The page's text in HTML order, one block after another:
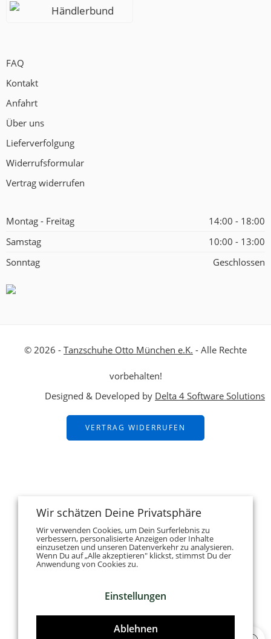
Händlerbund
FAQ
Kontakt
Anfahrt
Über uns
Lieferverfolgung
Widerrufsformular
Vertrag widerrufen
Montag - Freitag
14:00 - 18:00
Samstag
10:00 - 13:00
Sonntag
Geschlossen
© 2026 - Tanzschuhe Otto München e.K. - Alle Rechte
vorbehalten!
Designed & Developed by Delta 4 Software Solutions
VERTRAG WIDERRUFEN
Wir schätzen Deine Privatsphäre
Wir verwenden Cookies, um Dein Surferlebnis zu
verbessern, personalisierte Anzeigen oder Inhalte
einzusetzen und unseren Datenverkehr zu analysieren.
Wenn Du auf „Alle akzeptieren" klickst, stimmst Du der
Anwendung von Cookies zu.
Einstellungen
Ablehnen